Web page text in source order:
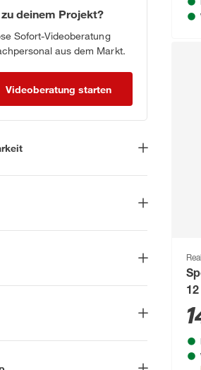
zu deinem Projekt?
Sofort-Videoberatung
aus dem Markt.
Videoberatung starten
nach Hause (64)
(31)
(3)